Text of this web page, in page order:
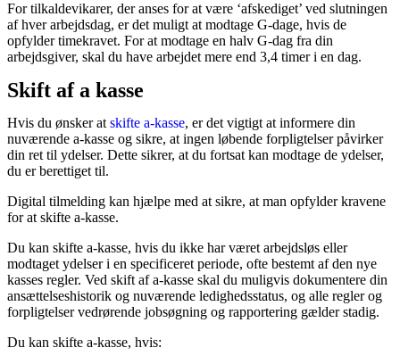
For tilkaldevikarer, der anses for at være ‘afskediget’ ved slutningen
af hver arbejdsdag, er det muligt at modtage G-dage, hvis de
opfylder timekravet. For at modtage en halv G-dag fra din
arbejdsgiver, skal du have arbejdet mere end 3,4 timer i en dag.
Skift af a kasse
Hvis du ønsker atskifte a-kasse, er det vigtigt at informere din
nuværende a-kasse og sikre, at ingen løbende forpligtelser påvirker
din ret til ydelser. Dette sikrer, at du fortsat kan modtage de ydelser,
du er berettiget til.
Digital tilmelding kan hjælpe med at sikre, at man opfylder kravene
for at skifte a-kasse.
Du kan skifte a-kasse, hvis du ikke har været arbejdsløs eller
modtaget ydelser i en specificeret periode, ofte bestemt af den nye
kasses regler. Ved skift af a-kasse skal du muligvis dokumentere din
ansættelseshistorik og nuværende ledighedsstatus, og alle regler og
forpligtelser vedrørende jobsøgning og rapportering gælder stadig.
Du kan skifte a-kasse, hvis: